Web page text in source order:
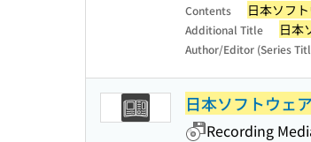
Contents 日本ソフ
Additional Title 日本
Author/Editor (Series
日本ソフトウェ
Recording